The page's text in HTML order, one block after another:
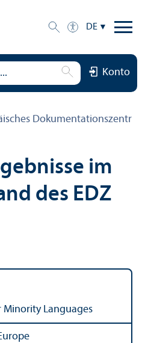
DE
Konto
im
des EDZ
Minority Languages